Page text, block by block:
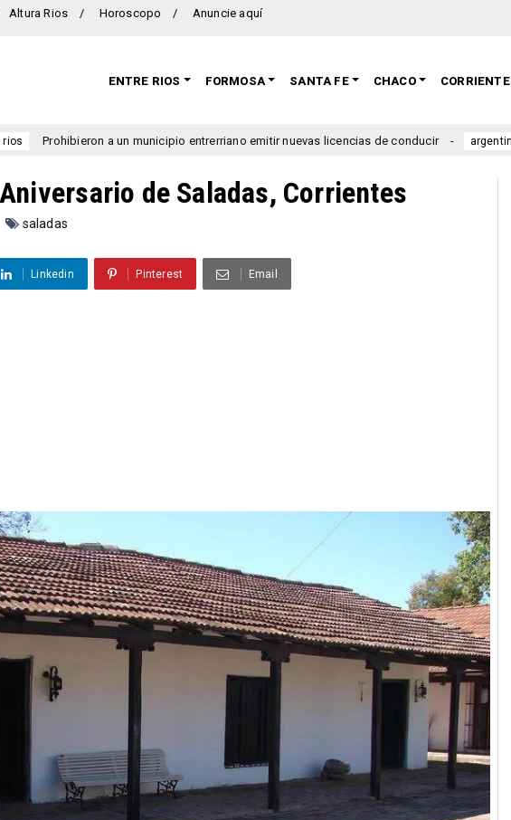
Altura Rios Horoscopo Anuncie aquí
ENTRE RIOS FORMOSA SANTA FE CHACO
a un municipio entrerriano emitir nuevas licencias de conducir argentina Se
de Saladas, Corrientes
saladas
Linkedin Pinterest Email